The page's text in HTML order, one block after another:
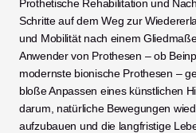
Prothetische Rehabilitation und
Schritte auf dem Weg zur
und Mobilität nach einem
Anwender von Prothesen – ob
modernste bionische Prothesen –
bloße Anpassen eines künstlichen
darum, natürliche Bewegungen
aufzubauen und die langfristige